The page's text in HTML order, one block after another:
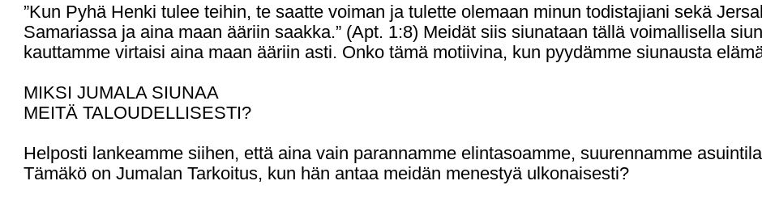
”Kun Pyhä Henki tulee teihin, te saatte voiman ja tulette olemaan minun todistajiani sekä
Samariassa ja aina maan ääriin saakka.” (Apt. 1:8) Meidät siis siunataan tällä voimallisella
kauttamme virtaisi aina maan ääriin asti. Onko tämä motiivina, kun pyydämme siunausta
MIKSI JUMALA SIUNAA
MEITÄ TALOUDELLISESTI?
Helposti lankeamme siihen, että aina vain parannamme elintasoamme, suurennamme
Tämäkö on Jumalan Tarkoitus, kun hän antaa meidän menestyä ulkonaisesti?